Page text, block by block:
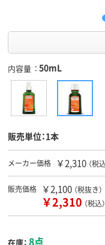
内容量 50mL
販売単位：1本
メーカー価格 ￥2,310 （税
販売価格 ￥2,100 （税抜き）
￥2,310 （税込）
在庫： 8点